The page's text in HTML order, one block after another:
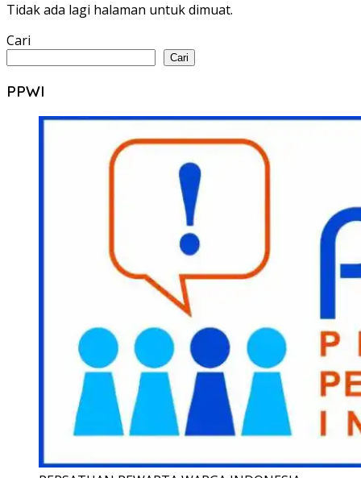
Tidak ada lagi halaman untuk dimuat.
Cari
Cari
PPWI